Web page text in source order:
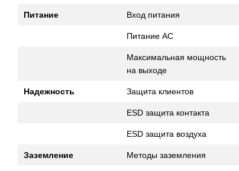
Питание Вход питания
Питание AC
Максимальная мощность
на выходе
Надежность Защита клиентов
ESD защита контакта
ESD защита воздуха
Заземление Методы заземления